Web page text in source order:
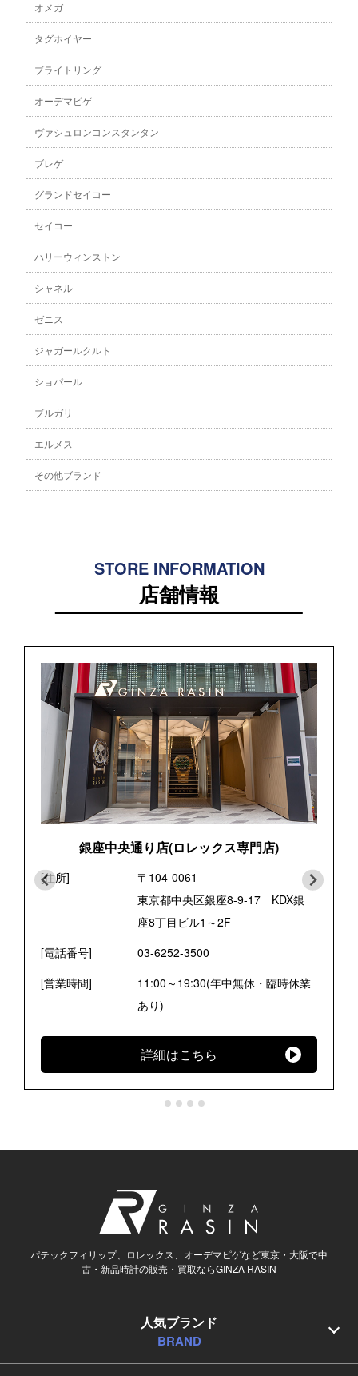
オメガ
タグホイヤー
ブライトリング
オーデマピゲ
ヴァシュロンコンスタンタン
ブレゲ
グランドセイコー
セイコー
ハリーウィンストン
シャネル
ゼニス
ジャガールクルト
ショパール
ブルガリ
エルメス
その他ブランド
STORE INFORMATION
店舗情報
銀座中央通り店(ロレックス専門店)
[住所]
〒104-0061
東京都中央区銀座8-9-17 KDX銀
座8丁目ビル1～2F
[電話番号]
03-6252-3500
[営業時間]
11:00～19:30(年中無休・臨時休業
あり)
詳細はこちら
パテックフィリップ、ロレックス、オーデマピゲなど東京・大阪で中
古・新品時計の販売・買取ならGINZA RASIN
人気ブランド
BRAND